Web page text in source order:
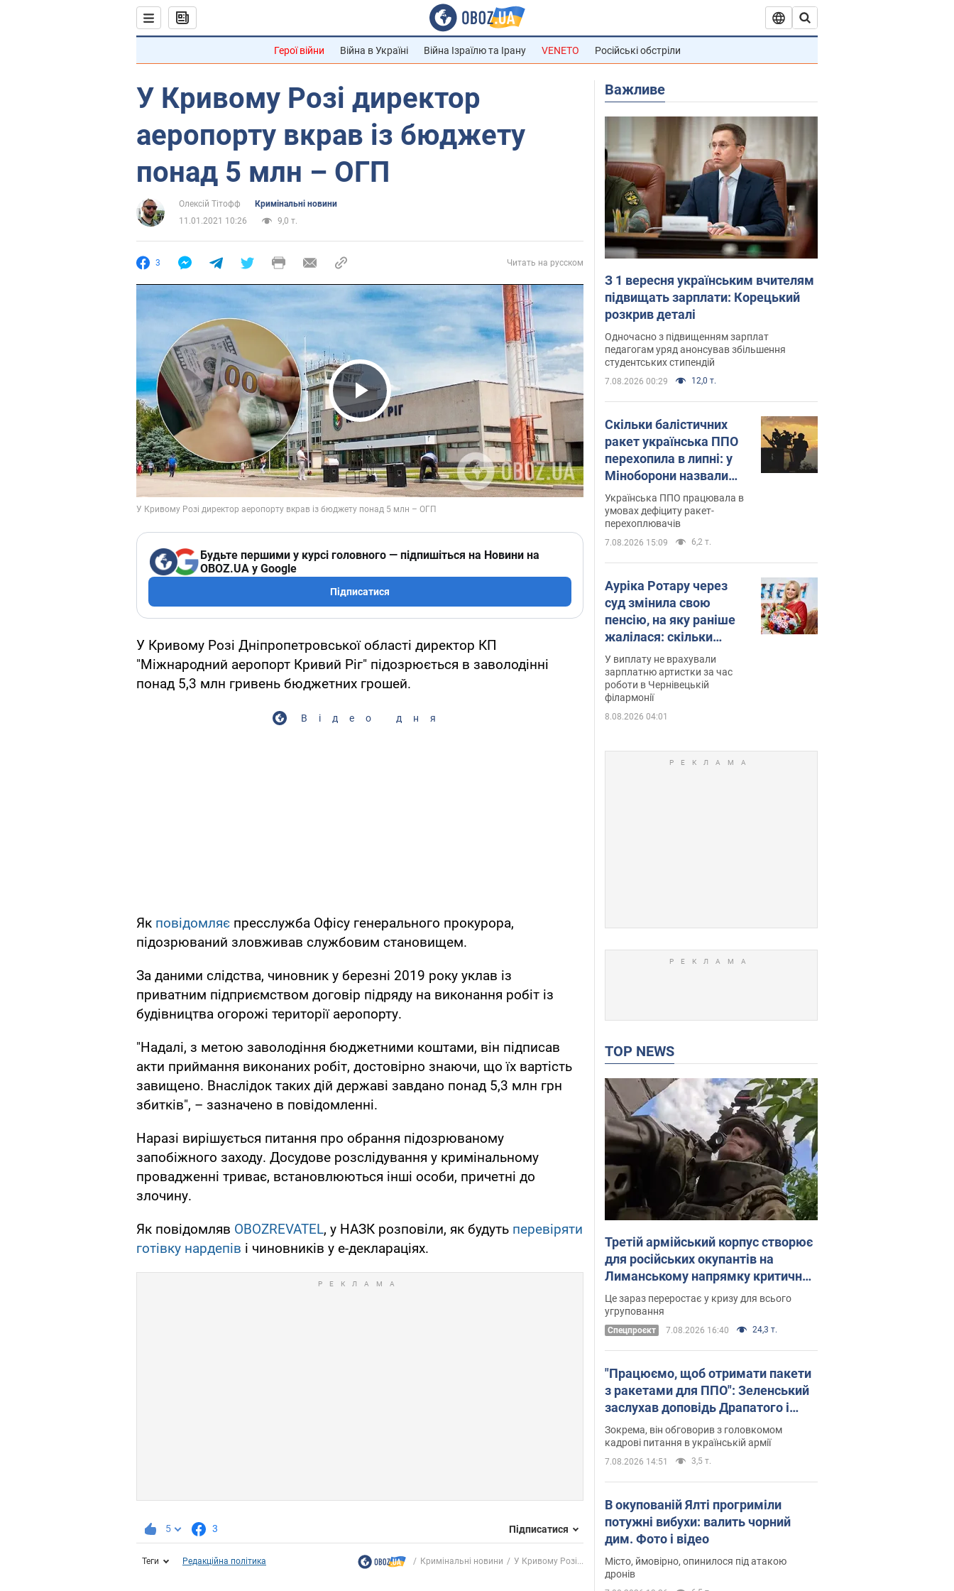
Герої війни Війна в Україні Війна Ізраїлю та Ірану VENETO Російські обстріли
У Кривому Розі директор
аеропорту вкрав із бюджету
понад 5 млн – ОГП
Олексій Тітофф
Кримінальні новини
11.01.2021 10:26
9,0 т.
3 Читать на русском
Play Video
Будьте першими у курсі головного — підпишіться на Новини на
OBOZ.UA у Google
Підписатися
У Кривому Розі Дніпропетровської області директор КП
"Міжнародний аеропорт Кривий Ріг" підозрюється в заволодінні
понад 5,3 млн гривень бюджетних грошей.
Відео дня
Як повідомляє пресслужба Офісу генерального прокурора,
підозрюваний зловживав службовим становищем.
За даними слідства, чиновник у березні 2019 року уклав із
приватним підприємством договір підряду на виконання робіт із
будівництва огорожі території аеропорту.
"Надалі, з метою заволодіння бюджетними коштами, він підписав
акти приймання виконаних робіт, достовірно знаючи, що їх вартість
завищено. Внаслідок таких дій державі завдано понад 5,3 млн грн
збитків", – зазначено в повідомленні.
Наразі вирішується питання про обрання підозрюваному
запобіжного заходу. Досудове розслідування у кримінальному
провадженні триває, встановлюються інші особи, причетні до
злочину.
Як повідомляв OBOZREVATEL, у НАЗК розповіли, як будуть перевіряти
готівку нардепів і чиновників у е-деклараціях.
5 3 Підписатися
Теги Редакційна політика Кримінальні новини У Кривому Розі...
Важливе
З 1 вересня українським вчителям
підвищать зарплати: Корецький
розкрив деталі
Одночасно з підвищенням зарплат
педагогам уряд анонсував збільшення
студентських стипендій
7.08.2026 00:29 12,0 т.
Скільки балістичних
ракет українська ППО
перехопила в липні: у
Міноборони назвали
цифру
Українська ППО працювала в
умовах дефіциту ракет-
перехоплювачів
7.08.2026 15:09 6,2 т.
Ауріка Ротару через
суд змінила свою
пенсію, на яку раніше
жалілася: скільки
отримувала співачка
У виплату не врахували
зарплатню артистки за час
роботи в Чернівецькій
філармонії
8.08.2026 04:01
TOP NEWS
Третій армійський корпус створює
для російських окупантів на
Лиманському напрямку критичний
дискомфорт: як це вдалося
Це зараз переростає у кризу для всього
угруповання
Cпецпроєкт 7.08.2026 16:40 24,3 т.
"Працюємо, щоб отримати пакети
з ракетами для ППО": Зеленський
заслухав доповідь Драпатого і
анонсував нові кроки
Зокрема, він обговорив з головкомом
кадрові питання в українській армії
7.08.2026 14:51 3,5 т.
В окупованій Ялті прогриміли
потужні вибухи: валить чорний
дим. Фото і відео
Місто, ймовірно, опинилося під атакою
дронів